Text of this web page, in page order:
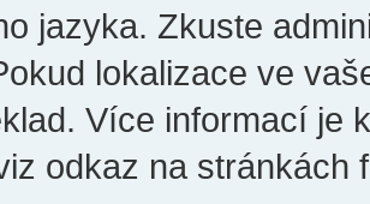
jazyka. Zkuste
lokalizace ve
Více informací je
odkaz na stránkách